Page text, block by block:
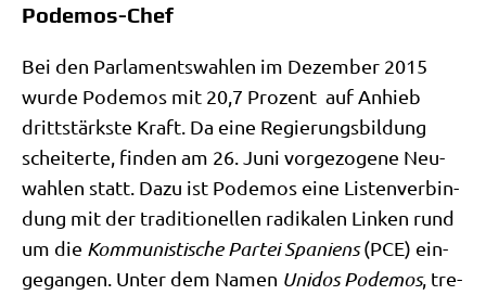
Podemos-Chef
Bei den Par­la­ments­wah­len im Dezem­ber 2015
wur­de Pode­mos mit 20,7 Pro­zent auf Anhieb
dritt­stärk­ste Kraft. Da eine Regie­rungs­bil­dung
schei­ter­te, fin­den am 26. Juni vor­ge­zo­ge­ne Neu­
wah­len statt. Dazu ist Pode­mos eine Listen­ver­bin­
dung mit der tra­di­tio­nel­len radi­ka­len Lin­ken rund
um die Kom­mu­ni­sti­sche Par­tei Spa­ni­ens(PCE) ein­
ge­gan­gen. Unter dem Namen Uni­dos Pode­mos, tre­